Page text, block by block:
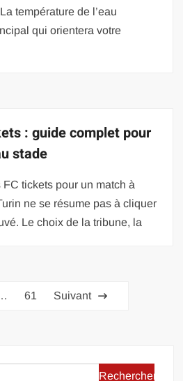
température de l’eau
qui orientera votre
: guide complet pour
stade
tickets pour un match à
ne se résume pas à cliquer
Le choix de la tribune, la
61 Suivant
Rechercher :